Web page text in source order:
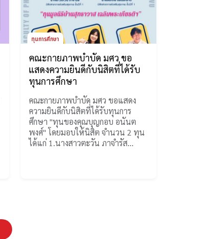
ทุนการศึกษา
คณะกายภาพบำบัด มศว ขอ
แสดงความยินดีกับนิสิตที่ได้รับ
ทุนการศึกษา
คณะกายภาพบำบัด มศว ขอแสดง
ความยินดีกับนิสิตที่ได้รับทุนการ
ศึกษา "ทุนของคุณบุญกอบ อนันต
พงศ์" โดยมอบให้นิสิต จำนวน 2 ทุน
ได้แก่ 1.นางสาวตะวัน ภาจำรัส…